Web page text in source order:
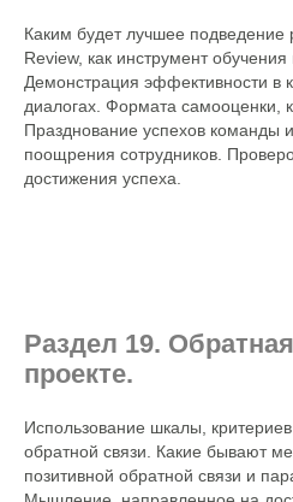
Каким будет лучшее подведение
Review, как инструмент
Демонстрация эффективности в
диалогах. Формата самооценки,
Празднование успехов команды
поощрения сотрудников.
достижения успеха.
Раздел 19.
проекте.
Использование шкалы,
обратной связи. Какие бывают
позитивной обратной связи и